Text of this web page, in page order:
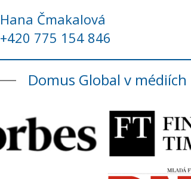
Hana Čmakalová
+420 775 154 846
Domus Global v médiích